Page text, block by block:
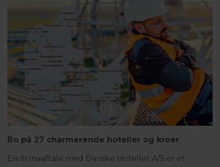
Bo på 27 charmerende hoteller og kroer
En firmaaftale med Danske Hoteller A/S er et